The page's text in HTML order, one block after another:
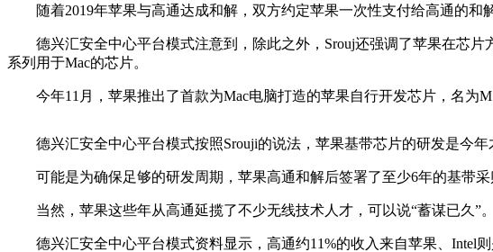
随着2019年苹果与高通达成和解，双方约定苹果一次性支付给高通的和
德兴汇安全中心平台模式注意到，除此之外，Srouj还强调了苹果在芯片
系列用于Mac的芯片。
今年11月，苹果推出了首款为Mac电脑打造的苹果自行开发芯片，名为
德兴汇安全中心平台模式按照Srouji的说法，苹果基带芯片的研发是今年
可能是为确保足够的研发周期，苹果高通和解后签署了至少6年的基带采
当然，苹果这些年从高通延揽了不少无线技术人才，可以说“蓄谋已久”。
德兴汇安全中心平台模式资料显示，高通约11%的收入来自苹果、Intel则